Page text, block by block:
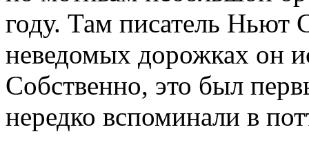
году. Там писатель Ньют
неведомых дорожках он
Собственно, это был
нередко вспоминали в